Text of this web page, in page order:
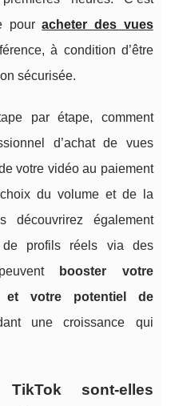
pouracheter des vues
à condition d’être
sécurisée.
par étape, comment
d’achat de vues
votre vidéo au paiement
du volume et de la
découvrirez également
de profils réels via des
booster votre
et votre potentiel de
une croissance qui
sont-elles